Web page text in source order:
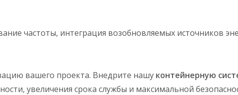
частоты, интеграция возобновляемых источников
вашего проекта. Внедрите нашу контейнерную
увеличения срока службы и максимальной